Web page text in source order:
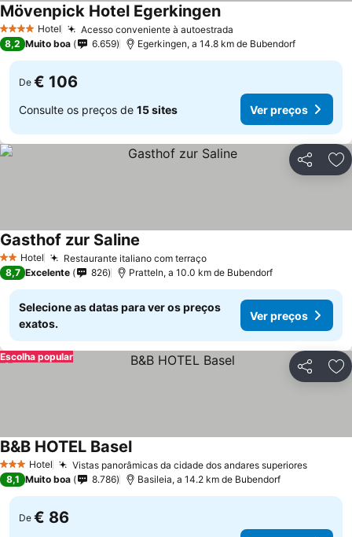
4 EstrelasHotel Acesso conveniente à autoestrada
Mövenpick Hotel Egerkingen
8,2 Muito boa 6.659 Egerkingen, a 14.8 km de Bubendorf
De € 106
Consulte os preços de 15 sites Ver preços
Partilhar
2 Estrelas
Hotel Restaurante italiano com terraço
Gasthof zur Saline
8,7 Excelente 826 Pratteln, a 10.0 km de Bubendorf
Selecione as datas para ver os preços
exatos.
Ver preços
Partilhar
Escolha popular
3 EstrelasHotel Vistas panorâmicas da cidade dos andares superiores
B&B HOTEL Basel
8,1 Muito boa 8.786 Basileia, a 14.2 km de Bubendorf
De € 86